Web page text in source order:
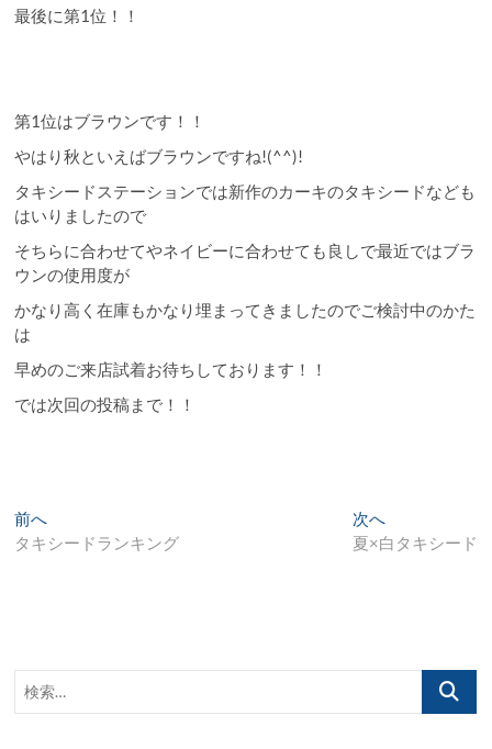
最後に第1位！！
第1位はブラウンです！！
やはり秋といえばブラウンですね!(^^)!
タキシードステーションでは新作のカーキのタキシードなども
はいりましたので
そちらに合わせてやネイビーに合わせても良しで最近ではブラ
ウンの使用度が
かなり高く在庫もかなり埋まってきましたのでご検討中のかた
は
早めのご来店試着お待ちしております！！
では次回の投稿まで！！
投
稿
ゲ
ー
前へ
去
タキシードランキング
次へ次
の
夏×白タキシード